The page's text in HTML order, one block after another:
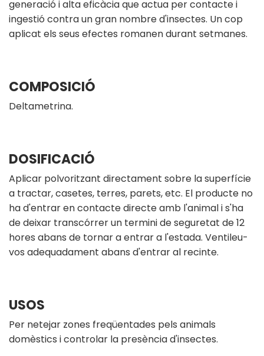
generació i alta eficàcia que actua per contacte i
ingestió contra un gran nombre d'insectes. Un cop
aplicat els seus efectes romanen durant setmanes.
COMPOSICIÓ
Deltametrina.
DOSIFICACIÓ
Aplicar polvoritzant directament sobre la superfície
a tractar, casetes, terres, parets, etc. El producte no
ha d'entrar en contacte directe amb l'animal i s'ha
de deixar transcórrer un termini de seguretat de 12
hores abans de tornar a entrar a l'estada. Ventileu-
vos adequadament abans d'entrar al recinte.
USOS
Per netejar zones freqüentades pels animals
domèstics i controlar la presència d'insectes.